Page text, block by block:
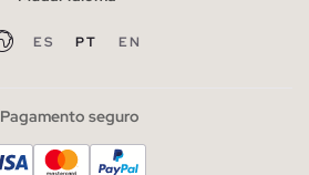
ES PT EN
Pagamento seguro